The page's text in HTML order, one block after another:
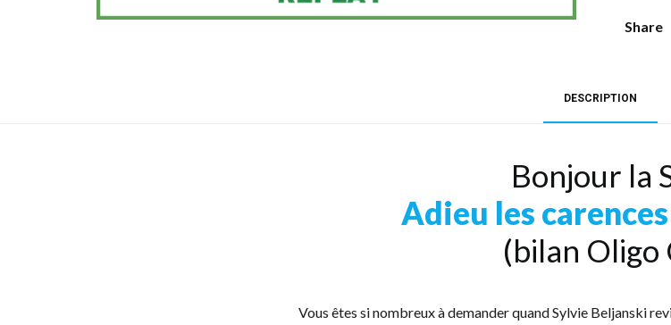
REPLAY
Share
DESCRIPTION
Bonjour la
Adieu les
(bilan Oligo
Vous êtes si nombreux à demander quand Sylvie Beljanski